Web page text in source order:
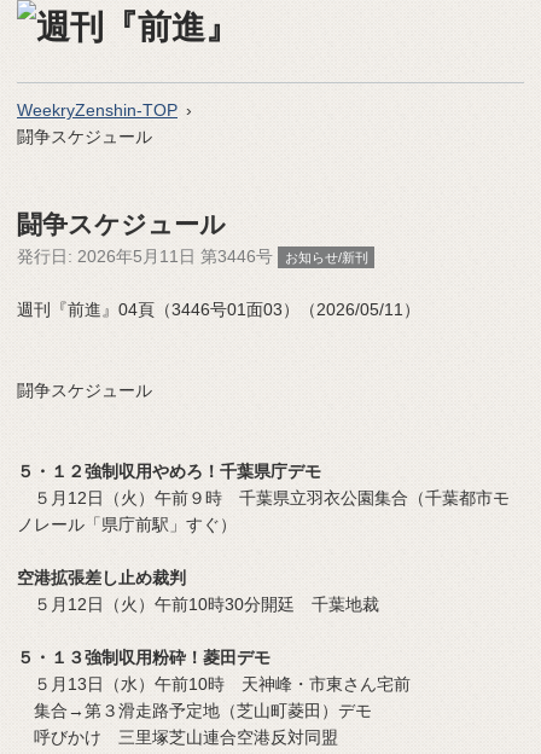
WeekryZenshin-TOP
闘争スケジュール
闘争スケジュール
発行日: 2026年5月11日 第3446号 お知らせ/新刊
週刊『前進』04頁（3446号01面03）（2026/05/11）
闘争スケジュール
５・１２強制収用やめろ！千葉県庁デモ
５月12日（火）午前９時 千葉県立羽衣公園集合（千葉都市モ
ノレール「県庁前駅」すぐ）
空港拡張差し止め裁判
５月12日（火）午前10時30分開廷 千葉地裁
５・１３強制収用粉砕！菱田デモ
５月13日（水）午前10時 天神峰・市東さん宅前
集合→第３滑走路予定地（芝山町菱田）デモ
呼びかけ 三里塚芝山連合空港反対同盟